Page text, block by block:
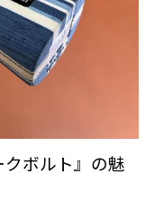
ボルト』の魅